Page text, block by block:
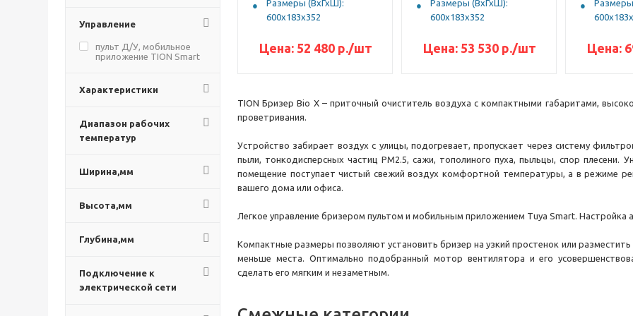
Управление
пульт Д/У, мобильное
приложение TION Smart
Характеристики
Диапазон рабочих
температур
Ширина,мм
Высота,мм
Глубина,мм
Подключение к
электрической сети
Размеры (ВхГхШ):
600x183x352
Цена: 52 480р./шт
Размеры (ВхГхШ):
600x183x352
Цена: 53 530р./шт Цена:
TION Бризер Bio X – приточный очиститель воздуха с компактными габаритами,
проветривания.
Устройство забирает воздух с улицы, подогревает, пропускает через систему
пыли, тонкодисперсных частиц PM2.5, сажи, тополиного пуха, пыльцы, спор плесени.
помещение поступает чистый свежий воздух комфортной температуры, а в режиме
вашего дома или офиса.
Легкое управление бризером пультом и мобильным приложением Tuya Smart.
Компактные размеры позволяют установить бризер на узкий простенок или разместить
меньше места. Оптимально подобранный мотор вентилятора и его
сделать его мягким и незаметным.